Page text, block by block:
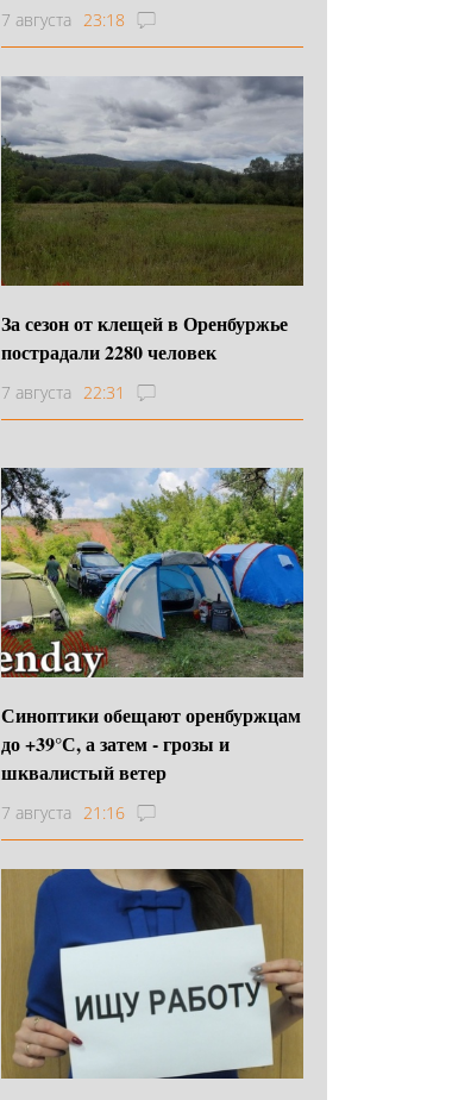
7 августа 23:18
За сезон от клещей в Оренбуржье
пострадали 2280 человек
7 августа 22:31
Синоптики обещают оренбуржцам
до +39°С, а затем - грозы и
шквалистый ветер
7 августа 21:16